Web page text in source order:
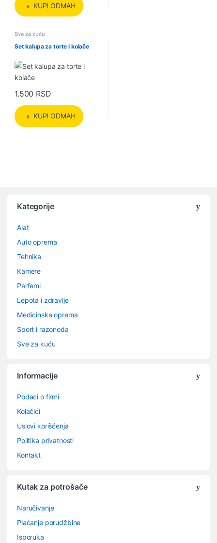
KUPI ODMAH
Sve za kuću
Set kalupa za torte i kolače
1.500 RSD
KUPI ODMAH
Kategorije
Alat
Auto oprema
Tehnika
Kamere
Parfemi
Lepota i zdravlje
Medicinska oprema
Sport i razonoda
Sve za kuću
Informacije
Podaci o firmi
Kolačići
Uslovi korišćenja
Politika privatnosti
Kontakt
Kutak za potrošače
Naručivanje
Plaćanje porudžbine
Isporuka